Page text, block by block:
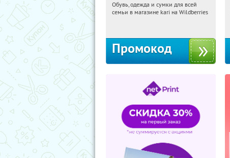
08:24:28 Получили:
Обувь, одежда и сумки для всей
семьи в магазине kari на Wildberries
Промокод